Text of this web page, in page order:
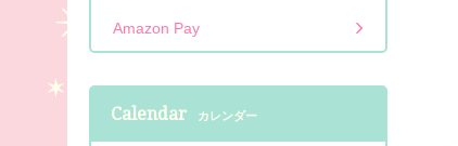
Amazon Pay
Calendar カレンダー